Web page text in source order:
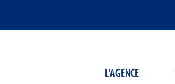
L'AGENCE